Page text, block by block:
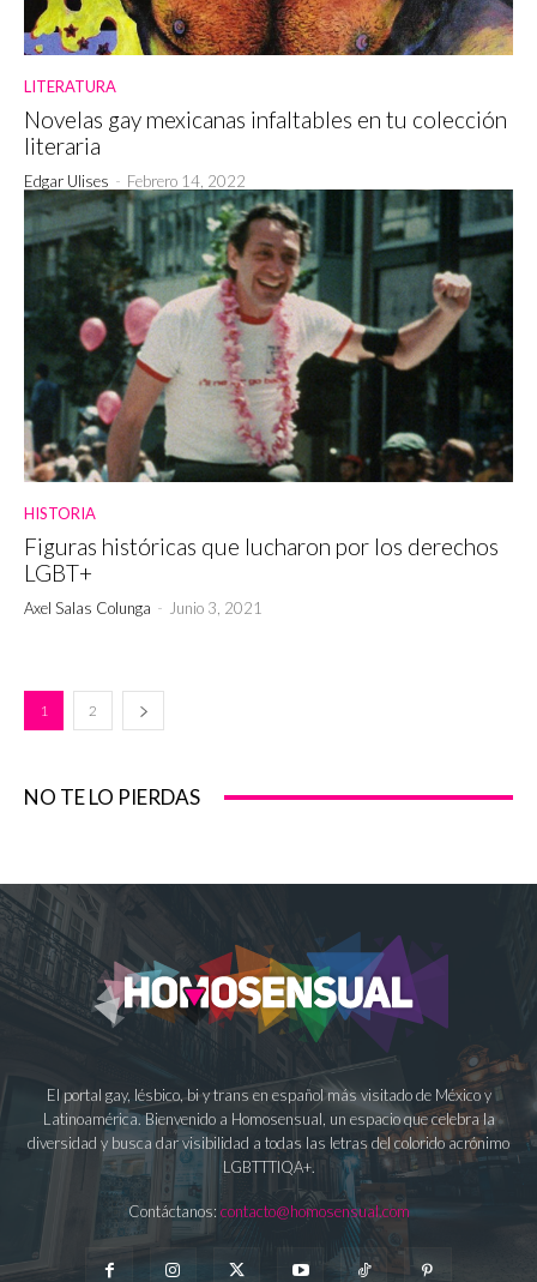
LITERATURA
Novelas gay mexicanas infaltables en tu colección
literaria
Edgar Ulises - Febrero 14, 2022
HISTORIA
Figuras históricas que lucharon por los derechos
LGBT+
Axel Salas Colunga - Junio 3, 2021
1 2
NO TE LO PIERDAS
El portal gay, lésbico, bi y trans en español más visitado de México y
Latinoamérica. Bienvenido a Homosensual, un espacio que celebra la
diversidad y busca dar visibilidad a todas las letras del colorido acrónimo
LGBTTTIQA+.
Contáctanos: contacto@homosensual.com